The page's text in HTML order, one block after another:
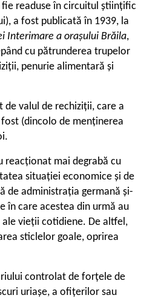
readuse în circuitul științific
a fost publicată în 1939, la
Interimare a orașului Brăila,
cu pătrunderea trupelor
penurie alimentară și
valul de rechiziții, care a
(dincolo de menținerea
mai degrabă cu
situației economice și de
de administrația germană și-
în care acestea din urmă au
vieții cotidiene. De altfel,
sticlelor goale, oprirea
controlat de forțele de
uriașe, a ofițerilor sau